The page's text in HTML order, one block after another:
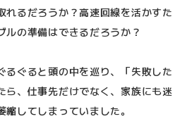
れるだろうか？高速回線を活かすた
ルの準備はできるだろうか？
るぐると頭の中を巡り、「失敗した
ら、仕事先だけでなく、家族にも迷
してしまっていました。